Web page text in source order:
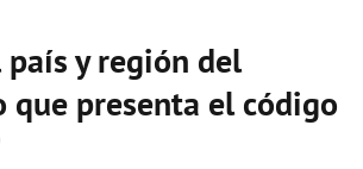
país y región del
que presenta el código